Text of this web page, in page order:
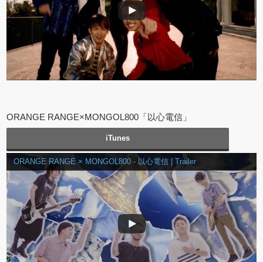
ORANGE RANGE×MONGOL800「以心電信」
iTunes
ORANGE RANGE × MONGOL800 - 以心電信 | Trailer